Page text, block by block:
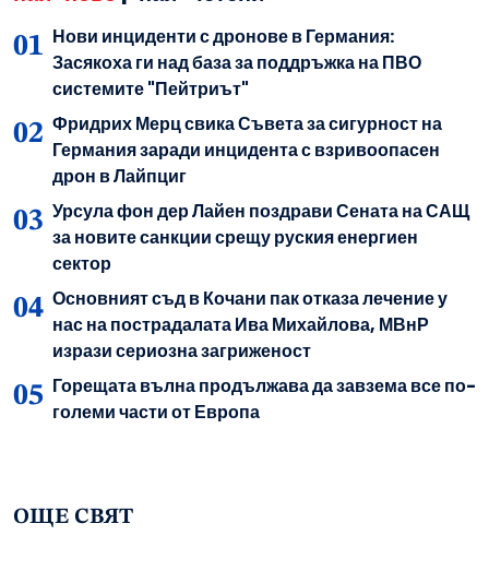
Нови инциденти с дронове в Германия:
Засякоха ги над база за поддръжка на ПВО
системите "Пейтриът"
Фридрих Мерц свика Съвета за сигурност на
Германия заради инцидента с взривоопасен
дрон в Лайпциг
Урсула фон дер Лайен поздрави Сената на САЩ
за новите санкции срещу руския енергиен
сектор
Основният съд в Кочани пак отказа лечение у
нас на пострадалата Ива Михайлова, МВнР
изрази сериозна загриженост
Горещата вълна продължава да завзема все по-
големи части от Европа
ОЩЕ СВЯТ